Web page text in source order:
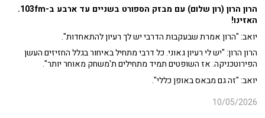
הרון הרון (רון שלום) עם מבזק הספורט בשניים עד ארבע ב-103fm.
האזינו!
יואב: "הרון אמרת שבעקבות הדרבי יש לך רעיון להתאחדות".
הרון הרון: "יש לי רעיון גאוני. כל דרבי מתחיל באיחור בגלל החזיזים העשן
הפירוטכניקה. אז השופטים תמיד מתחילים ת'משחק מאוחר יותר".
יואב: "זה גם מבאס באופן כללי".
10/05/2026